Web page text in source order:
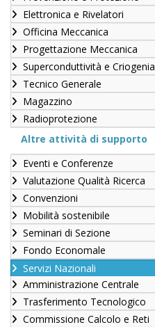
Elettronica e Rivelatori
Officina Meccanica
Progettazione Meccanica
Superconduttività e Criogenia
Tecnico Generale
Magazzino
Radioprotezione
Altre attività di supporto
Eventi e Conferenze
Valutazione Qualità Ricerca
Convenzioni
Mobilità sostenibile
Seminari di Sezione
Fondo Economale
Servizi Nazionali
Amministrazione Centrale
Trasferimento Tecnologico
Commissione Calcolo e Reti